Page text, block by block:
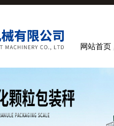
网站首页